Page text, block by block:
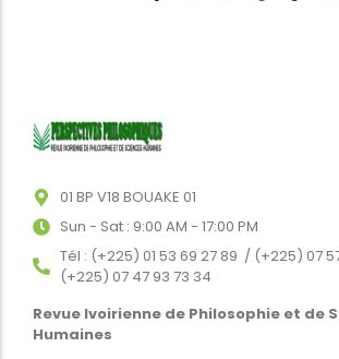
01 BP V18 BOUAKE 01
Sun - Sat : 9:00 AM - 17:00 PM
Tél : (+225) 01 53 69 27 89 / (+225) 07
(+225) 07 47 93 73 34
Revue Ivoirienne de Philosophie et de
Humaines